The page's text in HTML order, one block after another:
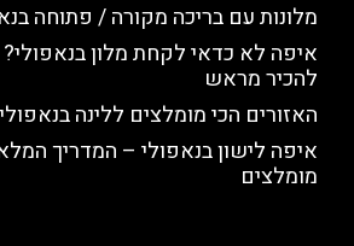
מלונות עם בריכה מקורה / פתוחה
איפה לא כדאי לקחת מלון
להכיר מראש
האזורים הכי מומלצים ללינה
איפה לישון בנאפולי – המדריך
מומלצים